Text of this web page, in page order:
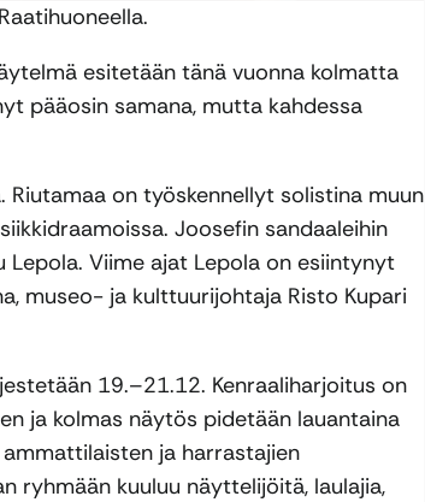
esitetään tänä vuonna kolmatta
pääosin samana, mutta kahdessa
on työskennellyt solistina muun
Joosefin sandaaleihin
Viime ajat Lepola on esiintynyt
museo- ja kulttuurijohtaja Risto Kupari
19.–21.12. Kenraaliharjoitus on
ja kolmas näytös pidetään lauantaina
ja harrastajien
ryhmään kuuluu näyttelijöitä, laulajia,